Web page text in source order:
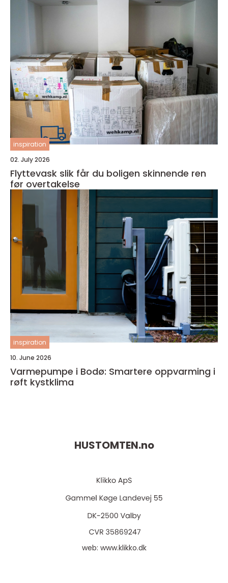
inspiration
02. July 2026
Flyttevask slik får du boligen skinnende ren
før overtakelse
inspiration
10. June 2026
Varmepumpe i Bodø: Smartere oppvarming i
røft kystklima
HUSTOMTEN.no
web: www.klikko.dk